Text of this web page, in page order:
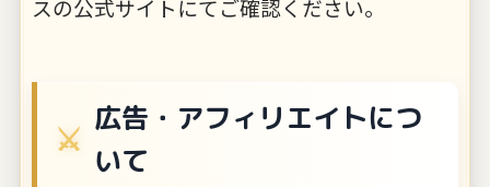
スの公式サイトにてご確認ください。
広告・アフィリエイトにつ
いて